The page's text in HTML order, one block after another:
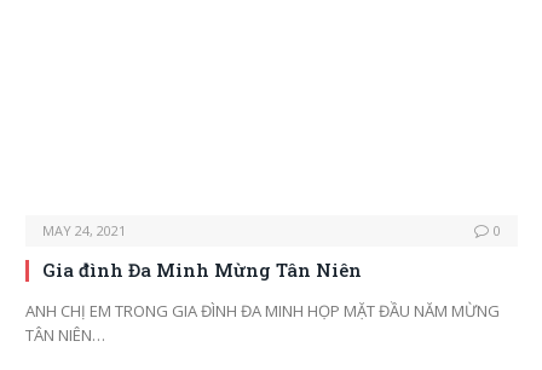
MAY 24, 2021 0
Gia đình Đa Minh Mừng Tân Niên
ANH CHỊ EM TRONG GIA ĐÌNH ĐA MINH HỌP MẶT ĐẦU NĂM MỪNG
TÂN NIÊN…